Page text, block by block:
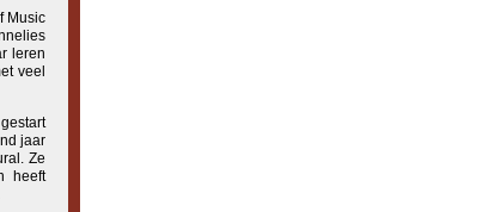
Music
leren
veel
jaar
Ze
heeft